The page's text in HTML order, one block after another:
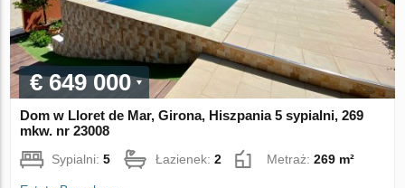
€ 649 000
Dom w Lloret de Mar, Girona, Hiszpania 5 sypialni, 269
mkw. nr 23008
Sypialni:5 Łazienek:2 Metraż:269 m²